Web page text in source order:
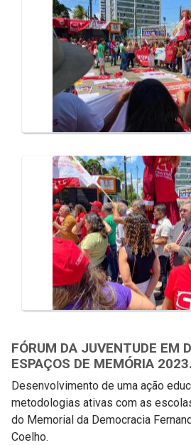
FÓRUM DA JUVENTUDE EM
ESPAÇOS DE MEMÓRIA
Desenvolvimento de uma ação
metodologias ativas com as
do Memorial da Democracia
Coelho.